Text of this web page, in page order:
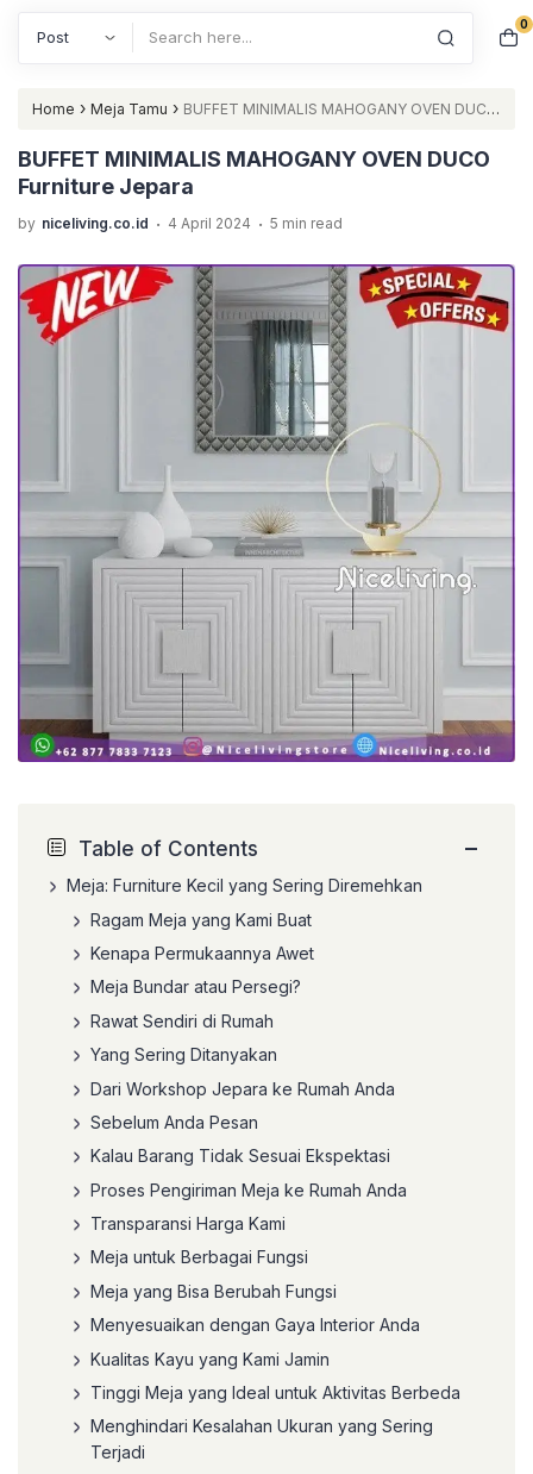
0
Home › Meja Tamu › BUFFET MINIMALIS MAHOGANY OVEN DUCO
Furniture Jepara
BUFFET MINIMALIS MAHOGANY OVEN DUCO
Furniture Jepara
by niceliving.co.id . 4 April 2024 . 5 min read
Table of Contents −
Meja: Furniture Kecil yang Sering Diremehkan
Ragam Meja yang Kami Buat
Kenapa Permukaannya Awet
Meja Bundar atau Persegi?
Rawat Sendiri di Rumah
Yang Sering Ditanyakan
Dari Workshop Jepara ke Rumah Anda
Sebelum Anda Pesan
Kalau Barang Tidak Sesuai Ekspektasi
Proses Pengiriman Meja ke Rumah Anda
Transparansi Harga Kami
Meja untuk Berbagai Fungsi
Meja yang Bisa Berubah Fungsi
Menyesuaikan dengan Gaya Interior Anda
Kualitas Kayu yang Kami Jamin
Tinggi Meja yang Ideal untuk Aktivitas Berbeda
Menghindari Kesalahan Ukuran yang Sering
Terjadi